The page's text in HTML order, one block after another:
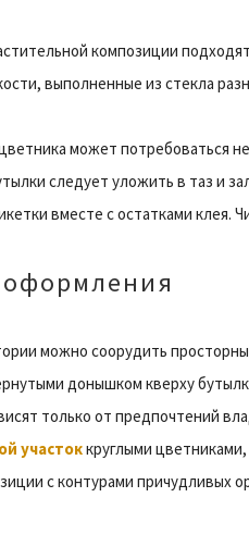
композиции
выполненные из стекла
может потребоваться
следует уложить в таз и
вместе с остатками
можно соорудить
донышком кверху
только от предпочтений
участоккруглыми
с контурами причудливых